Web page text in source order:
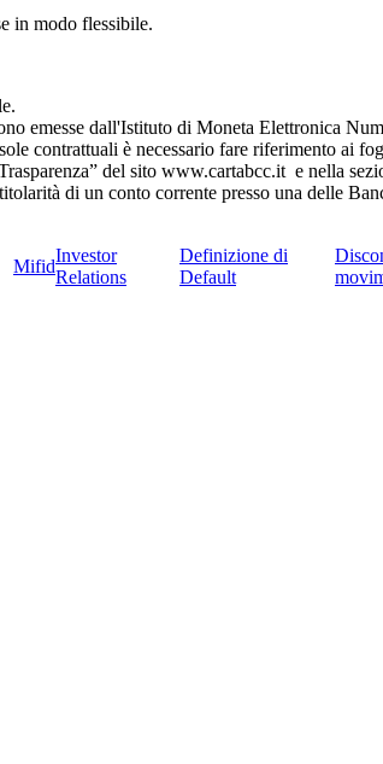
in modo flessibile.
emesse dall'Istituto di Moneta Elettronica
contrattuali è necessario fare riferimento ai
del sito www.cartabcc.it e nella
di un conto corrente presso una delle
Mifid
Investor
Relations
Definizione di
Default